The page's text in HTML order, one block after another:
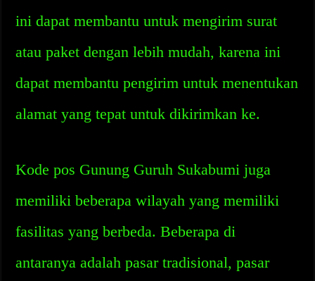
ini dapat membantu untuk mengirim surat
atau paket dengan lebih mudah, karena ini
dapat membantu pengirim untuk menentukan
alamat yang tepat untuk dikirimkan ke.
Kode pos Gunung Guruh Sukabumi juga
memiliki beberapa wilayah yang memiliki
fasilitas yang berbeda. Beberapa di
antaranya adalah pasar tradisional, pasar